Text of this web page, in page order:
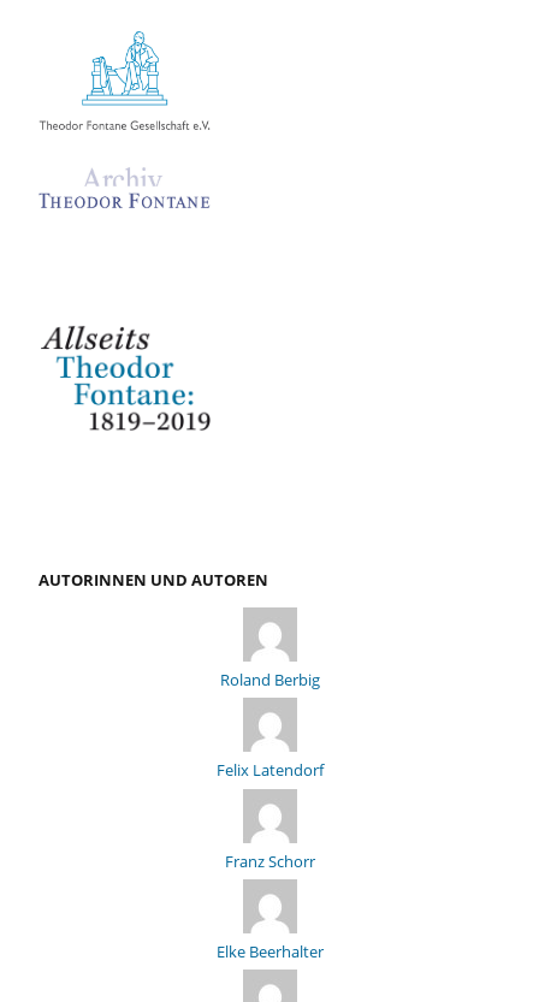
AUTORINNEN UND AUTOREN
Roland Berbig
Felix Latendorf
Franz Schorr
Elke Beerhalter